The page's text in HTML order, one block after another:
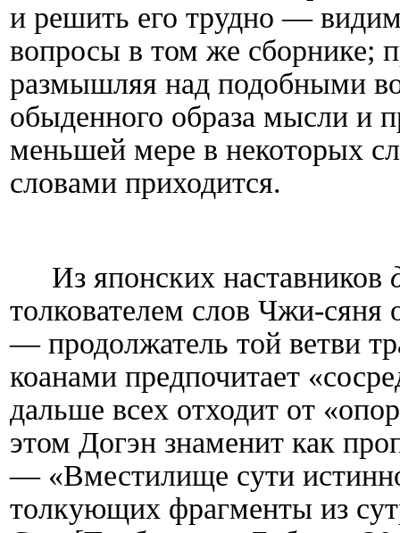
и решить его трудно —
вопросы в том же сборнике;
размышляя над подобными
обыденного образа мысли и
меньшей мере в некоторых
словами приходится.
Из японских наставников
толкователем слов Чжи-сяня
— продолжатель той ветви
коанами предпочитает
дальше всех отходит от
этом Догэн знаменит как
— «Вместилище сути
толкующих фрагменты из